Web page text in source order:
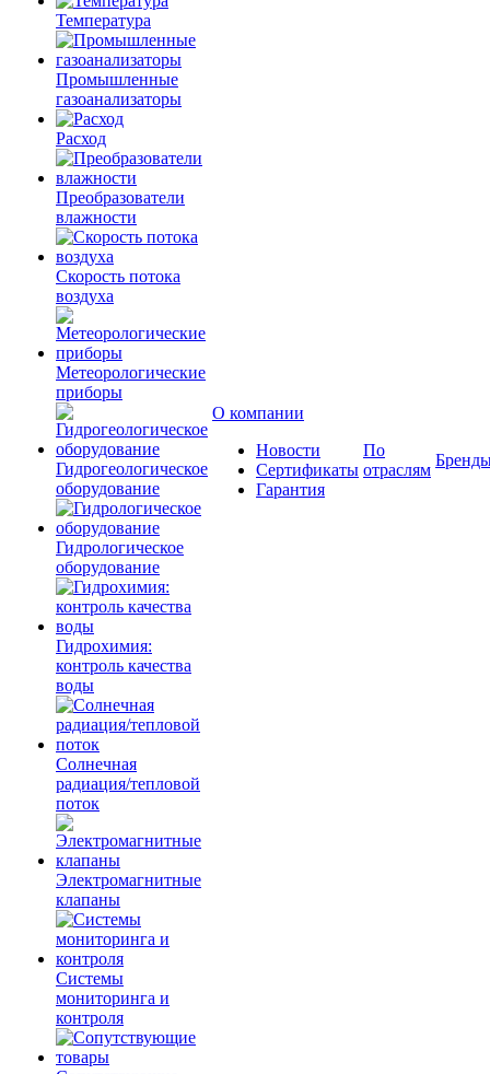
Температура
Промышленные
газоанализаторы
Расход
Преобразователи
влажности
Скорость потока
воздуха
Метеорологические
приборы
Гидрогеологическое
оборудование
Гидрологическое
оборудование
Гидрохимия:
контроль качества
воды
Солнечная
радиация/тепловой
поток
Электромагнитные
клапаны
Системы
мониторинга и
контроля
О компании
Новости
Сертификаты
Гарантия
По
отраслям